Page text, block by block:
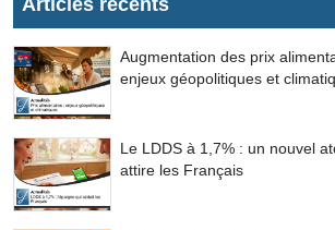
Articles récents
Augmentation des prix
enjeux géopolitiques et
Le LDDS à 1,7% : un nouvel
attire les Français